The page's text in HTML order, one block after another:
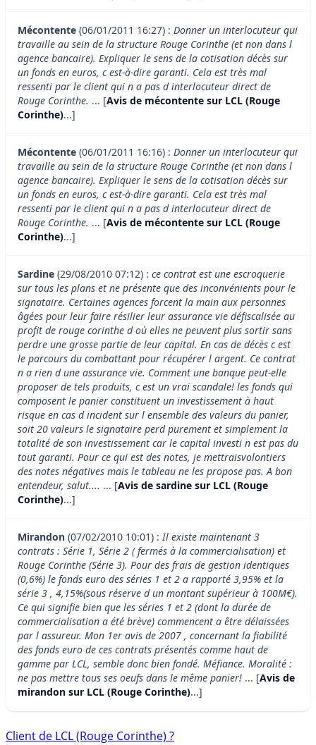
Mécontente (06/01/2011 16:27) : Donner un interlocuteur qui
travaille au sein de la structure Rouge Corinthe (et non dans l
agence bancaire). Expliquer le sens de la cotisation décès sur
un fonds en euros, c est-à-dire garanti. Cela est très mal
ressenti par le client qui n a pas d interlocuteur direct de
Rouge Corinthe. ... [Avis de mécontente sur LCL (Rouge
Corinthe)...]
Mécontente (06/01/2011 16:16) : Donner un interlocuteur qui
travaille au sein de la structure Rouge Corinthe (et non dans l
agence bancaire). Expliquer le sens de la cotisation décès sur
un fonds en euros, c est-à-dire garanti. Cela est très mal
ressenti par le client qui n a pas d interlocuteur direct de
Rouge Corinthe. ... [Avis de mécontente sur LCL (Rouge
Corinthe)...]
Sardine (29/08/2010 07:12) : ce contrat est une escroquerie
sur tous les plans et ne présente que des inconvénients pour le
signataire. Certaines agences forcent la main aux personnes
âgées pour leur faire résilier leur assurance vie défiscalisée au
profit de rouge corinthe d où elles ne peuvent plus sortir sans
perdre une grosse partie de leur capital. En cas de décès c est
le parcours du combattant pour récupérer l argent. Ce contrat
n a rien d une assurance vie. Comment une banque peut-elle
proposer de tels produits, c est un vrai scandale! les fonds qui
composent le panier constituent un investissement à haut
risque en cas d incident sur l ensemble des valeurs du panier,
soit 20 valeurs le signataire perd purement et simplement la
totalité de son investissement car le capital investi n est pas du
tout garanti. Pour ce qui est des notes, je mettraisvolontiers
des notes négatives mais le tableau ne les propose pas. A bon
entendeur, salut.... ... [Avis de sardine sur LCL (Rouge
Corinthe)...]
Mirandon (07/02/2010 10:01) :Il existe maintenant 3
contrats : Série 1, Série 2 ( fermés à la commercialisation) et
Rouge Corinthe (Série 3). Pour des frais de gestion identiques
(0,6%) le fonds euro des séries 1 et 2 a rapporté 3,95% et la
série 3 , 4,15%(sous réserve d un montant supérieur à 100M€).
Ce qui signifie bien que les séries 1 et 2 (dont la durée de
commercialisation a été brève) commencent a être délaissées
par l assureur. Mon 1er avis de 2007 , concernant la fiabilité
des fonds euro de ces contrats présentés comme haut de
gamme par LCL, semble donc bien fondé. Méfiance. Moralité :
ne pas mettre tous ses oeufs dans le même panier! ... [Avis de
mirandon sur LCL (Rouge Corinthe)...]
Client de LCL (Rouge Corinthe) ?